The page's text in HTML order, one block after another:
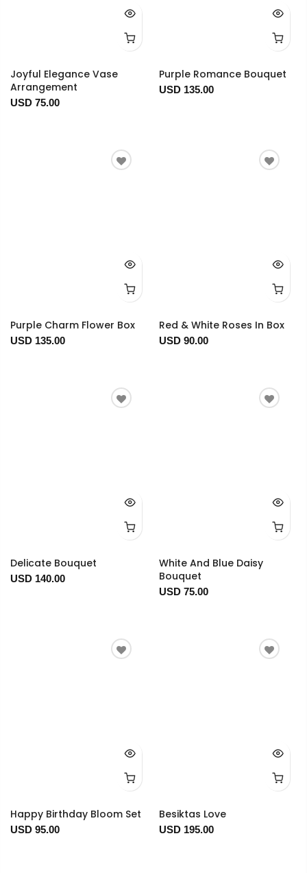
Joyful Elegance Vase
Arrangement
USD 75.00
Purple Romance Bouquet
USD 135.00
Purple Charm Flower Box
USD 135.00
Red & White Roses In Box
USD 90.00
Delicate Bouquet
USD 140.00
White And Blue Daisy
Bouquet
USD 75.00
Happy Birthday Bloom Set
USD 95.00
Besiktas Love
USD 195.00